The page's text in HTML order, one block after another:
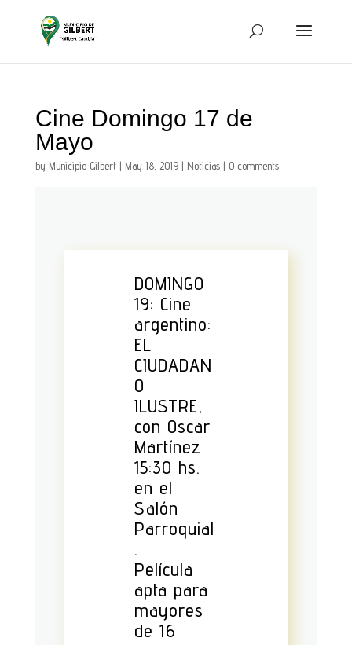
Cine Domingo 17 de
Mayo
by Municipio Gilbert| May 18, 2019| Noticias| 0 comments
DOMINGO
19: Cine
argentino:
EL
CIUDADAN
O
ILUSTRE,
con Oscar
Martínez
15:30 hs.
en el
Salón
Parroquial
.
Película
apta para
mayores
de 16